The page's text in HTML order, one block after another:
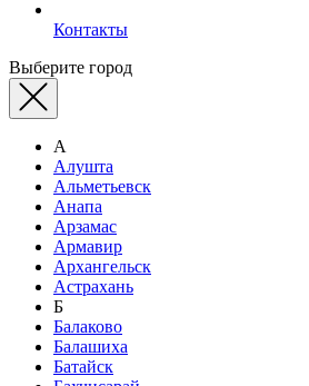
Контакты
Выберите город
А
Алушта
Альметьевск
Анапа
Арзамас
Армавир
Архангельск
Астрахань
Б
Балаково
Балашиха
Батайск